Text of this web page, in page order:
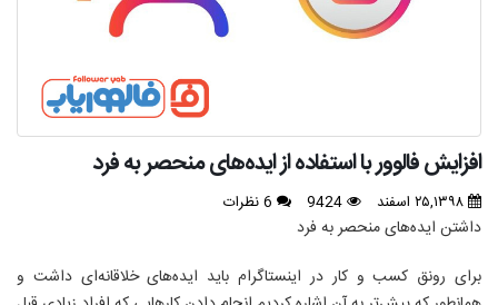
افزایش فالوور با استفاده از ایده‌های منحصر به فرد
داشتن ایده‌های منحصر به فرد
برای رونق کسب و کار در اینستاگرام باید ایده‌های خلاقانه‌ای داشت و